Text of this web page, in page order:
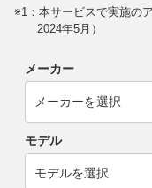
※1：本サービスで実施の
2024年5月）
メーカー
モデル